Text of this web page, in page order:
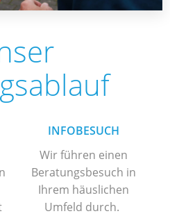
INFOBESUCH
Wir führen einen
Beratungsbesuch in
Ihrem häuslichen
Umfeld durch.